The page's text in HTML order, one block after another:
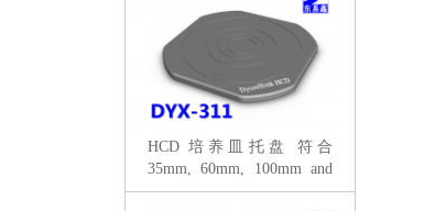
HCD 培养皿托盘 符合
35mm, 60mm, 100mm and
150mm 細胞培養皿